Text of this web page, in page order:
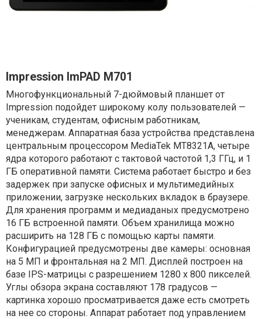
Impression ImPAD M701
Многофункциональный 7-дюймовый планшет от
Impression подойдет широкому колу пользователей —
ученикам, студентам, офисным работникам,
менеджерам. Аппаратная база устройства представлена
центральным процессором MediaTek MT8321A, четыре
ядра которого работают с тактовой частотой 1,3 ГГц, и 1
ГБ оперативной памяти. Система работает быстро и без
задержек при запуске офисных и мультимедийных
приложении, загрузке нескольких вкладок в браузере.
Для хранения программ и медиаданых предусмотрено
16 ГБ встроенной памяти. Объем хранилища можно
расширить на 128 ГБ с помощью карты памяти.
Конфигурацией предусмотрены две камеры: основная
на 5 МП и фронтальная на 2 МП. Дисплей построен на
базе IPS-матрицы с разрешением 1280 х 800 пикселей.
Углы обзора экрана составляют 178 градусов —
картинка хорошо просматривается даже есть смотреть
на нее со стороны. Аппарат работает под управлением